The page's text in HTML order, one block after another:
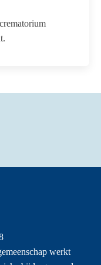
werkt